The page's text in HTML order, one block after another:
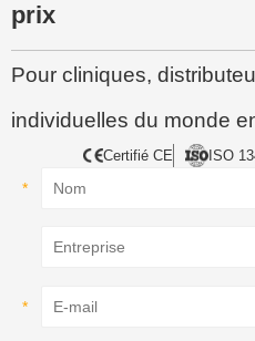
prix
Pour cliniques,
individuelles du monde
Certifié CE ISO